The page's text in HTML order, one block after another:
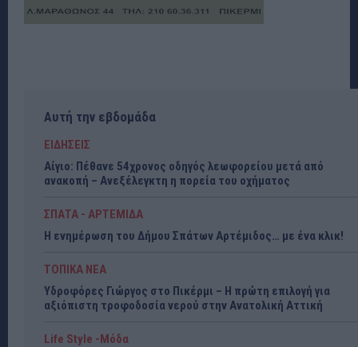
Αυτή την εβδομάδα
ΕΙΔΗΣΕΙΣ
Αίγιο: Πέθανε 54χρονος οδηγός λεωφορείου μετά από
ανακοπή – Ανεξέλεγκτη η πορεία του οχήματος
ΣΠΑΤΑ - ΑΡΤΕΜΙΔΑ
Η ενημέρωση του Δήμου Σπάτων Αρτέμιδος… με ένα κλικ!
ΤΟΠΙΚΑ ΝΕΑ
Υδροφόρες Γιώργος στο Πικέρμι – Η πρώτη επιλογή για
αξιόπιστη τροφοδοσία νερού στην Ανατολική Αττική
Life Style -Μόδα